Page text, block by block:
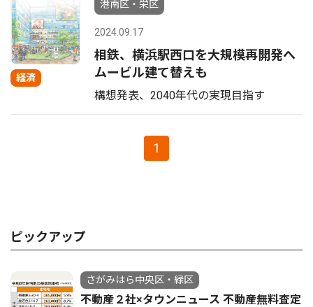
経済
港南区・栄区
2024.09.17
相鉄、横浜駅西口を大規模再開発へ
ムービル建て替えも
構想発表、2040年代の実現目指す
1
ピックアップ
さがみはら中央区・緑区
不動産２社×タウンニュース 不動産無料査定